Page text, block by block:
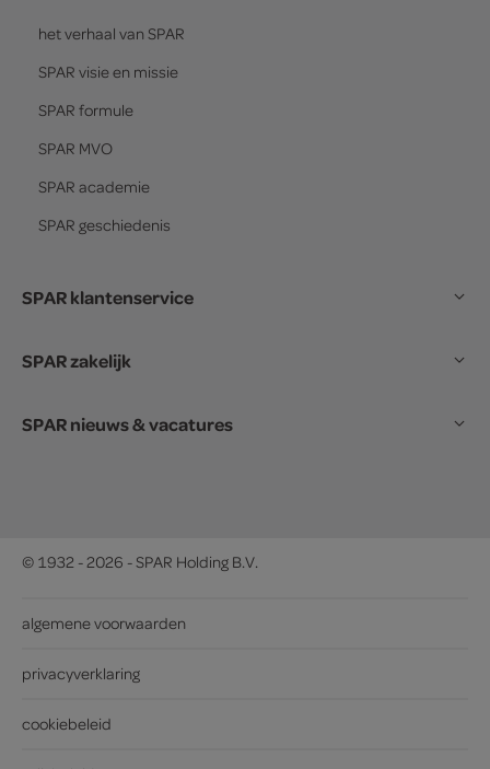
het verhaal van SPAR
SPAR visie en missie
SPAR formule
SPAR MVO
SPAR academie
SPAR geschiedenis
SPAR klantenservice
SPAR zakelijk
SPAR nieuws & vacatures
© 1932 - 2026 - SPAR Holding B.V.
algemene voorwaarden
privacyverklaring
cookiebeleid